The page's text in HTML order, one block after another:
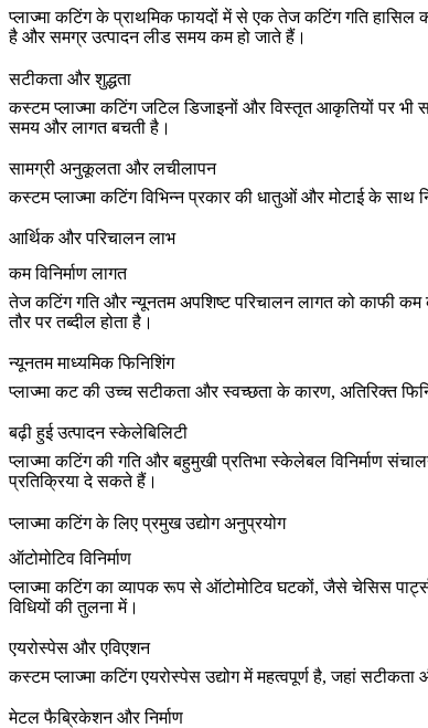
प्लाज्मा कटिंग के प्राथमिक फायदों में से एक तेज कटिंग गति हासिल
है और समग्रउत्पादन लीड समयकम हो जाते हैं।
सटीकता और शुद्धता
कस्टम प्लाज्मा कटिंग जटिल डिजाइनों और विस्तृत आकृतियों पर
समय और लागत बचती है।
सामग्री अनुकूलता और लचीलापन
कस्टम प्लाज्मा कटिंग विभिन्न प्रकार की धातुओं और मोटाई के
आर्थिक और परिचालन लाभ
कम विनिर्माण लागत
तेज कटिंग गति और न्यूनतम अपशिष्ट परिचालन लागत को काफी
तौर पर तब्दील होता है।
न्यूनतम माध्यमिक फिनिशिंग
प्लाज्मा कट की उच्च सटीकता और स्वच्छता के कारण, अतिरिक्त
बढ़ी हुई उत्पादन स्केलेबिलिटी
प्लाज्मा कटिंग की गति और बहुमुखी प्रतिभा स्केलेबल विनिर्माण
प्रतिक्रिया दे सकते हैं।
प्लाज्मा कटिंग के लिए प्रमुख उद्योग अनुप्रयोग
ऑटोमोटिव विनिर्माण
प्लाज्मा कटिंग का व्यापक रूप से ऑटोमोटिव घटकों, जैसे चेसिस
विधियों की तुलना में।
एयरोस्पेस और एविएशन
कस्टम प्लाज्मा कटिंगएयरोस्पेस उद्योगमें महत्वपूर्ण है, जहां
मेटल फैब्रिकेशन और निर्माण